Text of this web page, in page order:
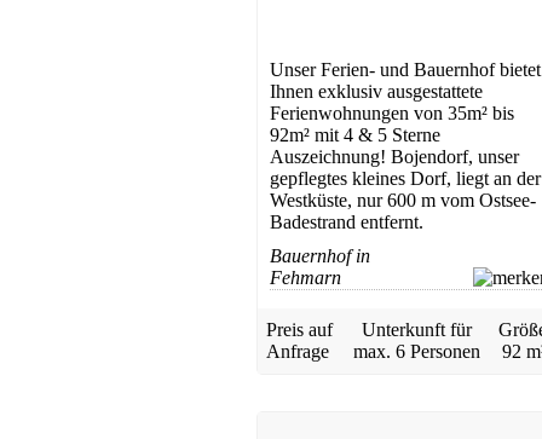
Unser Ferien- und Bauernhof bietet
Ihnen exklusiv ausgestattete
Ferienwohnungen von 35m² bis
92m² mit 4 & 5 Sterne
Auszeichnung! Bojendorf, unser
gepflegtes kleines Dorf, liegt an der
Westküste, nur 600 m vom Ostsee-
Badestrand entfernt.
Bauernhof in
Fehmarn
Preis auf
Anfrage
Unterkunft für
max.6 Personen
92